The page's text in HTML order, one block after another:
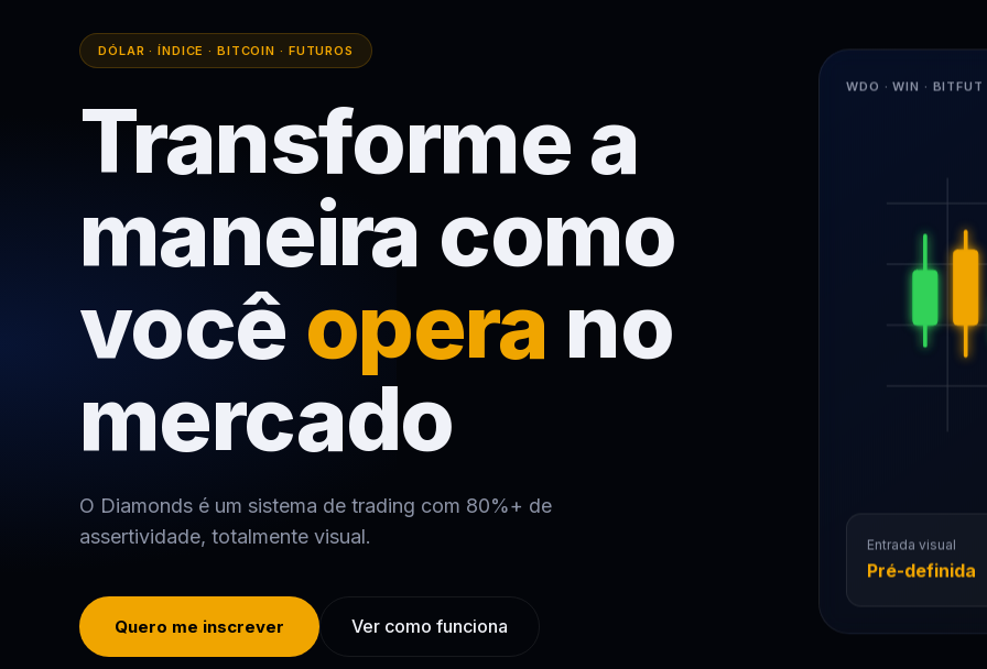
DÓLAR · ÍNDICE · BITCOIN · FUTUROS
Transforme a
maneira como
você opera no
mercado
O Diamonds é um sistema de trading com 80%+ de
assertividade, totalmente visual.
Quero me inscrever Ver como funciona
Entrada visual
Pré-definida